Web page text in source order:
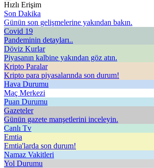
Hızlı Erişim
Son Dakika
Günün son gelişmelerine yakından bakın.
Covid 19
Pandeminin detayları..
Döviz Kurlar
Piyasanın kalbine yakından göz atın.
Kripto Paralar
Kripto para piyasalarında son durum!
Hava Durumu
Maç Merkezi
Puan Durumu
Gazeteler
Günün gazete manşetlerini inceleyin.
Canlı Tv
Emtia
Emtia'larda son durum!
Namaz Vakitleri
Yol Durumu